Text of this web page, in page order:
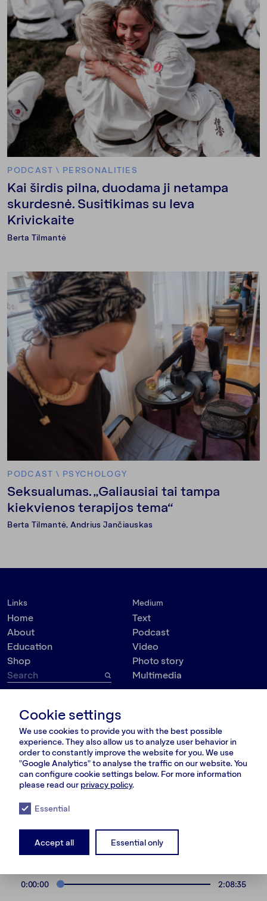
0:00:00 2:08:35
PODCAST \ PERSONALITIES
Kai širdis pilna, duodama ji netampa
skurdesnė. Susitikimas su Ieva
Krivickaite
Berta Tilmantė
PODCAST \ PSYCHOLOGY
Seksualumas. „Galiausiai tai tampa
kiekvienos terapijos tema“
Berta Tilmantė, Andrius Jančiauskas
Links
Home
About
Education
Shop
Medium
Text
Podcast
Video
Photo story
Multimedia
Society
Politics
Culture
Psychology
Personalities
Kauno g. 5-12
Vilnius 03215, Lithuania
nara@nara.lt
FOLLOW US
© VšĮ Dokumedija 2020/25.Privacy policy
Cookie settings
We use cookies to provide you with the best possible
experience. They also allow us to analyze user behavior in
order to constantly improve the website for you. We use
"Google Analytics" to analyse the traffic on our website. You
can configure cookie settings below. For more information
please read our privacy policy.
Essential
Accept all Essential only